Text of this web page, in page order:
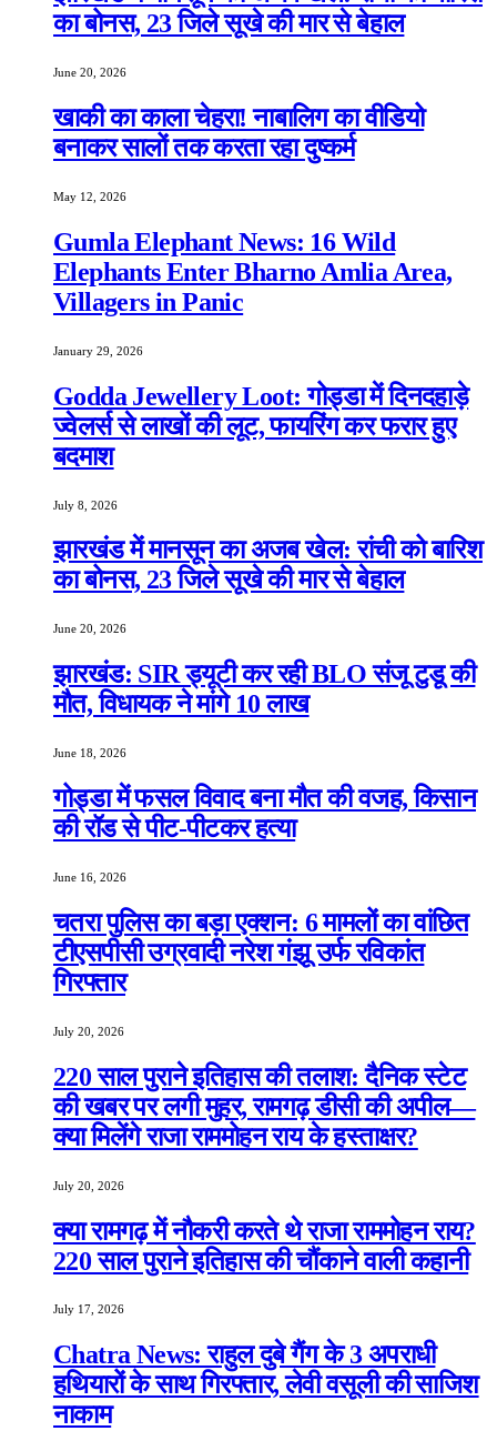
का बोनस, 23 जिले सूखे की मार से बेहाल
June 20, 2026
खाकी का काला चेहरा! नाबालिग का वीडियो
बनाकर सालों तक करता रहा दुष्कर्म
May 12, 2026
Gumla Elephant News: 16 Wild
Elephants Enter Bharno Amlia Area,
Villagers in Panic
January 29, 2026
Godda Jewellery Loot: गोड्डा में दिनदहाड़े
ज्वेलर्स से लाखों की लूट, फायरिंग कर फरार हुए
बदमाश
July 8, 2026
झारखंड में मानसून का अजब खेल: रांची को बारिश
का बोनस, 23 जिले सूखे की मार से बेहाल
June 20, 2026
झारखंड: SIR ड्यूटी कर रही BLO संजू टुडू की
मौत, विधायक ने मांगे 10 लाख
June 18, 2026
गोड्डा में फसल विवाद बना मौत की वजह, किसान
की रॉड से पीट-पीटकर हत्या
June 16, 2026
चतरा पुलिस का बड़ा एक्शन: 6 मामलों का वांछित
टीएसपीसी उग्रवादी नरेश गंझू उर्फ रविकांत
गिरफ्तार
July 20, 2026
220 साल पुराने इतिहास की तलाश: दैनिक स्टेट
की खबर पर लगी मुहर, रामगढ़ डीसी की अपील—
क्या मिलेंगे राजा राममोहन राय के हस्ताक्षर?
July 20, 2026
क्या रामगढ़ में नौकरी करते थे राजा राममोहन राय?
220 साल पुराने इतिहास की चौंकाने वाली कहानी
July 17, 2026
Chatra News: राहुल दुबे गैंग के 3 अपराधी
हथियारों के साथ गिरफ्तार, लेवी वसूली की साजिश
नाकाम